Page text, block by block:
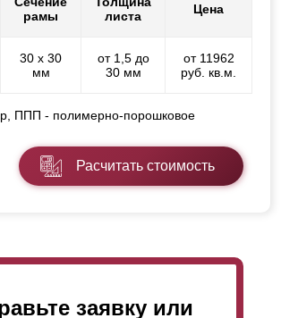
рамы
листа
Цена
30 х 30
мм
от 1,5 до
30 мм
от 11962
руб. кв.м.
ППП - полимерно-порошковое
Расчитать стоимость
заявку или